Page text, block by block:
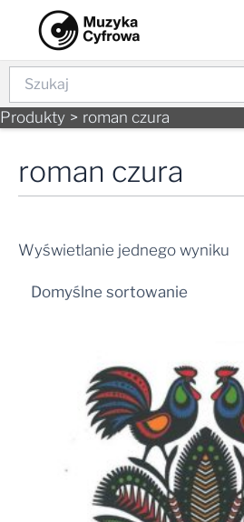
content
Szukaj
Produkty roman czura
roman czura
Wyświetlanie jednego wyniku